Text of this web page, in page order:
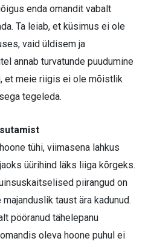
enda omandit vabalt
Ta leiab, et küsimus ei ole
vaid üldisem ja
annab turvatunde puudumine
et meie riigis ei ole mõistlik
tegeleda.
tühi, viimasena lahkus
üürihind läks liiga kõrgeks.
piirangud on
taust ära kadunud.
pööranud tähelepanu
oleva hoone puhul ei